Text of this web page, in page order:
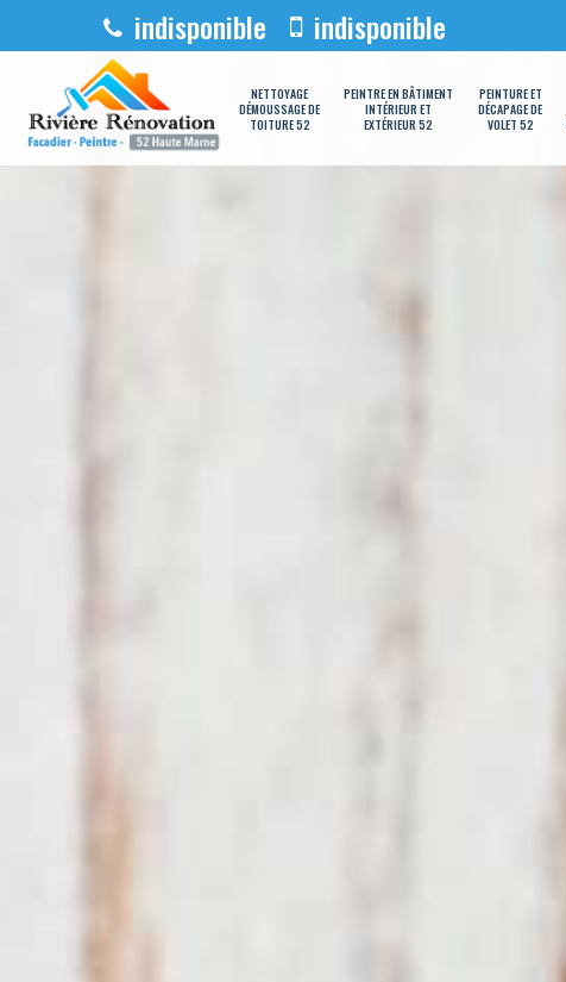
indisponible indisponible
NETTOYAGE
DÉMOUSSAGE DE
TOITURE 52
PEINTRE EN BÂTIMENT
INTÉRIEUR ET
EXTÉRIEUR 52
PEINTURE ET
DÉCAPAGE DE
VOLET 52